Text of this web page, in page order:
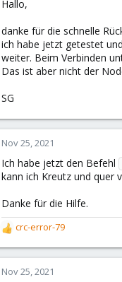
Hallo,
danke für die schnelle
ich habe jetzt getestet
weiter. Beim Verbinden
Das ist aber nicht der
SG
Nov 25, 2021
Ich habe jetzt den Befehl
kann ich Kreutz und quer
Danke für die Hilfe.
R
e
a
c
crc-error-79
Nov 25, 2021